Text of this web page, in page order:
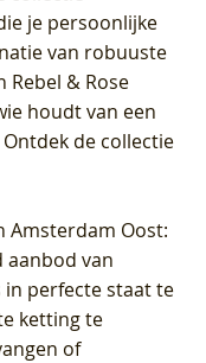
je persoonlijke
van robuuste
& Rose
houdt van een
de collectie
Amsterdam Oost:
aanbod van
perfecte staat te
ketting te
of